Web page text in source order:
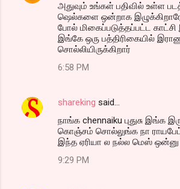
அதுவும் உங்கள் பதிவில் உள்ள
ஷெல்களை ஒன்றாக
போல் மிகைப்படுத்தப்பட்ட
இங்கே ஒரு பத்திரிகையில்
சொல்லியிருக்கிறார்
6:58 PM
shareking said…
நாங்க chennaiku புதுசு இங்க
கொஞ்சம் சொல்லுங்க நா
இந்த ஏரியா ல நல்ல மெஸ்
9:29 PM